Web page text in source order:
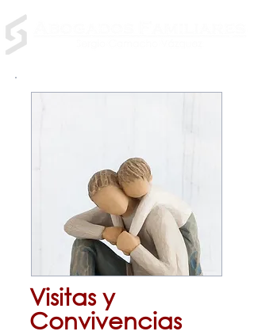
Visitas y
Convivencias